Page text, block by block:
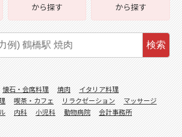
から探す
から探す
検索
懐石・会席料理 焼肉
イタリア料理
喫茶・カフェ リラクゼーション
マッサージ
内科 小児科 動物病院
会計事務所